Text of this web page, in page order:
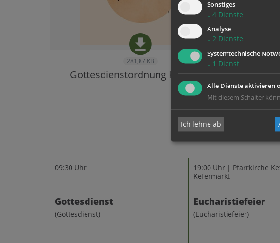
281,87 KB
Gottesdienstordnung KW 32/26
09:30 Uhr
Gottesdienst
(Gottesdienst)
19:00 Uhr | Pfarrkirche
Kefermarkt
Eucharistiefeier
(Eucharistiefeier)
Sonstiges
↓ 4 Dienste
Analyse
↓ 2 Dienste
Systemtechnische
↓ 1 Dienst
Alle Dienste aktivieren
Mit diesem Schalter
Ich lehne ab